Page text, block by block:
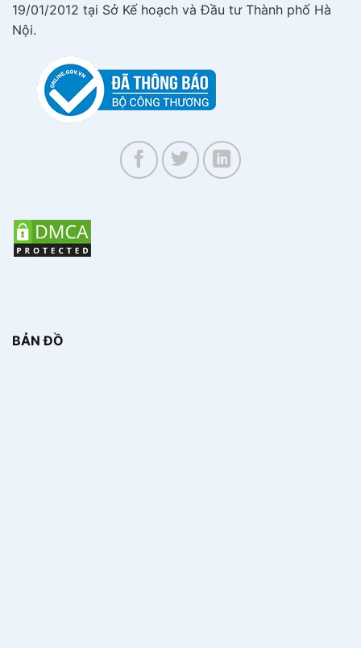
19/01/2012 tại Sở Kế hoạch và Đầu tư Thành phố Hà
Nội.
BẢN ĐỒ